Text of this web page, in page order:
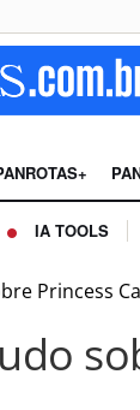
IA TOOLS
Princess